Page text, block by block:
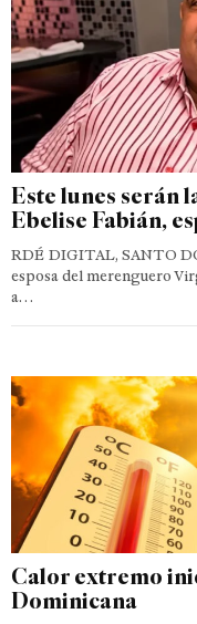
Este lunes serán
Ebelise Fabián,
RDÉ DIGITAL, SANTO
esposa del merenguero
a…
Calor extremo
Dominicana